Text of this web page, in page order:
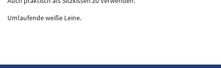
Umlaufende weiße Leine.